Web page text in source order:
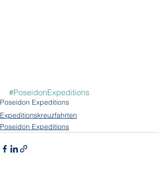
#PoseidonExpeditions
Poseidon Expeditions
Expeditionskreuzfahrten
Poseidon Expeditions